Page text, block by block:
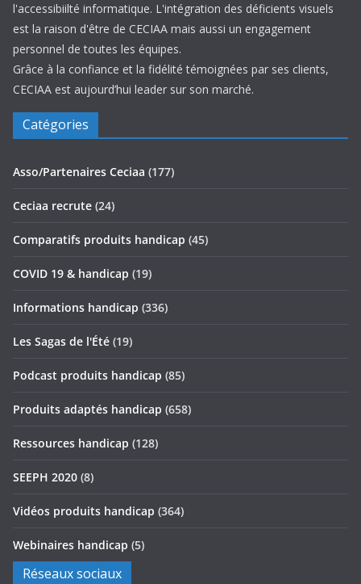
l'accessibiilté informatique. L'intégration des déficients visuels
est la raison d'être de CECIAA mais aussi un engagement
personnel de toutes les équipes.
Grâce à la confiance et la fidélité témoignées par ses clients,
CECIAA est aujourd’hui leader sur son marché.
Catégories
Asso/Partenaires Ceciaa (177)
Ceciaa recrute (24)
Comparatifs produits handicap (45)
COVID 19 & handicap (19)
Informations handicap (336)
Les Sagas de l'Été (19)
Podcast produits handicap (85)
Produits adaptés handicap (658)
Ressources handicap (128)
SEEPH 2020 (8)
Vidéos produits handicap (364)
Webinaires handicap (5)
Réseaux sociaux